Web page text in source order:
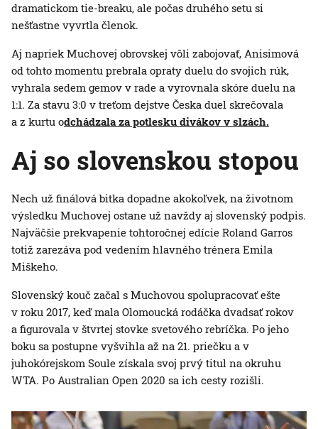
dramatickom tie-breaku, ale počas druhého setu si
nešťastne vyvrtla členok.
Aj napriek Muchovej obrovskej vôli zabojovať, Anisimová
od tohto momentu prebrala opraty duelu do svojich rúk,
vyhrala sedem gemov v rade a vyrovnala skóre duelu na
1:1. Za stavu 3:0 v treťom dejstve Česka duel skrečovala
a z kurtu odchádzala za potlesku divákov v slzách.
Aj so slovenskou stopou
Nech už finálová bitka dopadne akokoľvek, na životnom
výsledku Muchovej ostane už navždy aj slovenský podpis.
Najväčšie prekvapenie tohtoročnej edície Roland Garros
totiž zarezáva pod vedením hlavného trénera Emila
Miškeho.
Slovenský kouč začal s Muchovou spolupracovať ešte
v roku 2017, keď mala Olomoucká rodáčka dvadsať rokov
a figurovala v štvrtej stovke svetového rebríčka. Po jeho
boku sa postupne vyšvihla až na 21. priečku a v
juhokórejskom Soule získala svoj prvý titul na okruhu
WTA. Po Australian Open 2020 sa ich cesty rozišli.